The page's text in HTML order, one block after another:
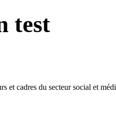
test
et cadres du secteur social et